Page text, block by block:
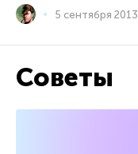
5 сентября 2013
Советы